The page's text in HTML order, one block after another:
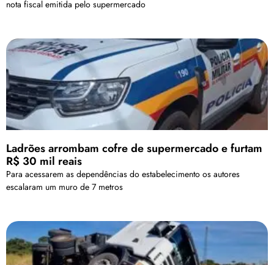
nota fiscal emitida pelo supermercado
Ladrões arrombam cofre de supermercado e furtam
R$ 30 mil reais
Para acessarem as dependências do estabelecimento os autores
escalaram um muro de 7 metros